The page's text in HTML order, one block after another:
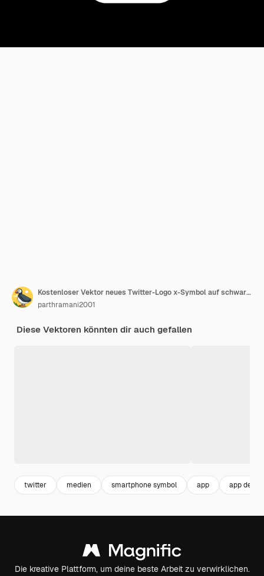
Kostenloser Vektor neues Twitter-Logo x-Symbol auf schwarzem Hintergrund
parthramani2001
Diese Vektoren könnten dir auch gefallen
twitter medien smartphone symbol app app
Die kreative Plattform, um deine beste Arbeit zu verwirklichen.